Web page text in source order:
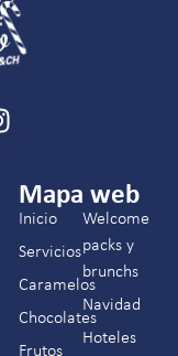
Mapa web
Inicio
Servicios
Caramelos
Chocolates
Frutos
Welcome
packs y
brunchs
Navidad
Hoteles